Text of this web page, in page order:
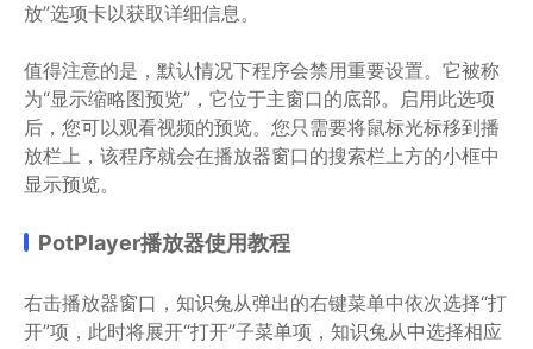
放”选项卡以获取详细信息。
值得注意的是，默认情况下程序会禁用重要设置。它被称
为“显示缩略图预览”，它位于主窗口的底部。启用此选项
后，您可以观看视频的预览。您只需要将鼠标光标移到播
放栏上，该程序就会在播放器窗口的搜索栏上方的小框中
显示预览。
PotPlayer播放器使用教程
右击播放器窗口，知识兔从弹出的右键菜单中依次选择“打
开”项，此时将展开“打开”子菜单项，知识兔从中选择相应